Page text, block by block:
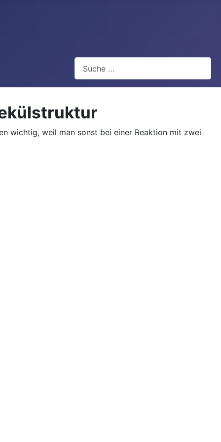
wichtig, weil man sonst bei einer Reaktion mit zwei